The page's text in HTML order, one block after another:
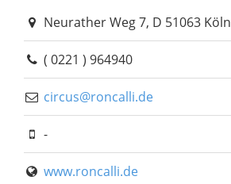
Neurather Weg 7, D 51063 Köln
( 0221 ) 964940
circus@roncalli.de
-
www.roncalli.de